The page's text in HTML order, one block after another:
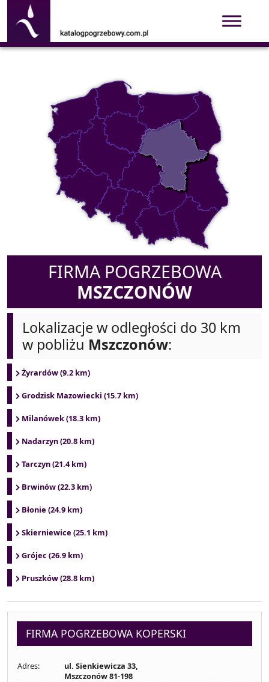
FIRMA POGRZEBOWA
MSZCZONÓW
Lokalizacje w odległości do 30 km
w pobliżu Mszczonów:
Żyrardów (9.2 km)
Grodzisk Mazowiecki (15.7 km)
Milanówek (18.3 km)
Nadarzyn (20.8 km)
Tarczyn (21.4 km)
Brwinów (22.3 km)
Błonie (24.9 km)
Skierniewice (25.1 km)
Grójec (26.9 km)
Pruszków (28.8 km)
FIRMA POGRZEBOWA KOPERSKI
Adres:
ul. Sienkiewicza 33,
Mszczonów 81-198